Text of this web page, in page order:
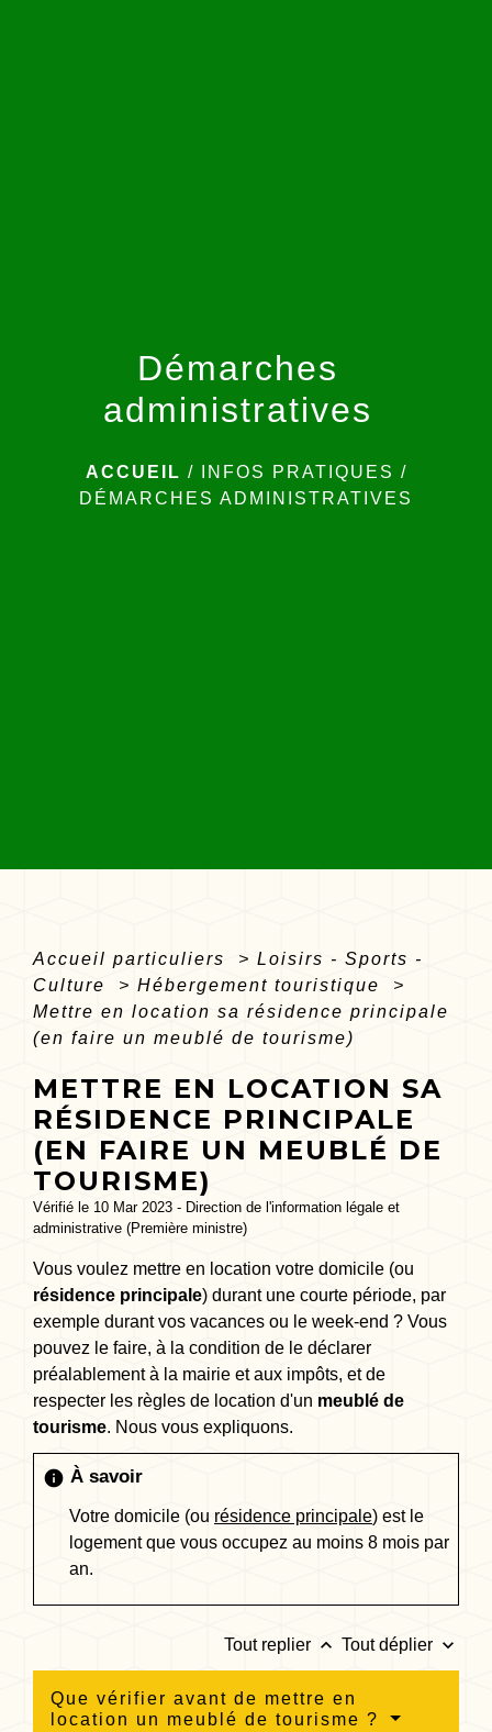
Démarches
administratives
ACCUEIL / INFOS PRATIQUES /
DÉMARCHES ADMINISTRATIVES
Accueil particuliers > Loisirs - Sports -
Culture
> Hébergement touristique
>
Mettre en location sa résidence principale
(en faire un meublé de tourisme)
METTRE EN LOCATION SA
RÉSIDENCE PRINCIPALE
(EN FAIRE UN MEUBLÉ DE
TOURISME)
Vérifié le 10 Mar 2023 - Direction de l'information légale et
administrative (Première ministre)
Vous voulez mettre en location votre domicile (ou
résidence principale) durant une courte période, par
exemple durant vos vacances ou le week-end ? Vous
pouvez le faire, à la condition de le déclarer
préalablement à la mairie et aux impôts, et de
respecter les règles de location d'un meublé de
tourisme. Nous vous expliquons.
info À savoir
Votre domicile (ou résidence principale) est le
logement que vous occupez au moins 8 mois par
an.
Tout replier keyboard_arrow_up Tout déplier keyboard_arrow_down
Que vérifier avant de mettre en
location un meublé de tourisme ?